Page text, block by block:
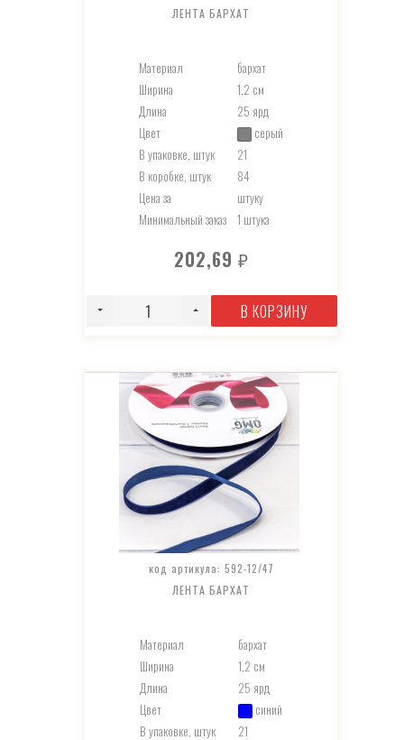
ЛЕНТА БАРХАТ
Материал
бархат
Ширина
1,2 см
Длина
25 ярд
Цвет
серый
В упаковке, штук
21
В коробке, штук
84
Цена за
штуку
Минимальный заказ
1 штука
202,69 ₽
В КОРЗИНУ
код артикула: 592-12/47
ЛЕНТА БАРХАТ
Материал
бархат
Ширина
1,2 см
Длина
25 ярд
Цвет
синий
В упаковке, штук
21